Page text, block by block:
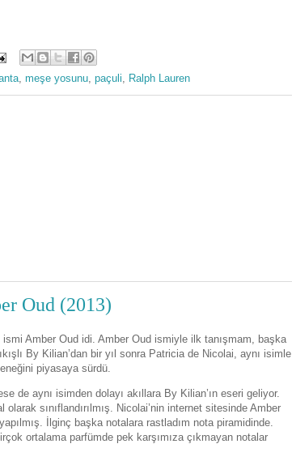
, meşe yosunu, paçuli, Ralph Lauren
Oud (2013)
ismi Amber Oud idi. Amber Oud ismiyle ilk tanışmam, başka
By Kilian’dan bir yıl sonra Patricia de Nicolai, aynı isimle
piyasaya sürdü.
de aynı isimden dolayı akıllara By Kilian’ın eseri geliyor.
olarak sınıflandırılmış. Nicolai’nin internet sitesinde Amber
İlginç başka notalara rastladım nota piramidinde.
ortalama parfümde pek karşımıza çıkmayan notalar